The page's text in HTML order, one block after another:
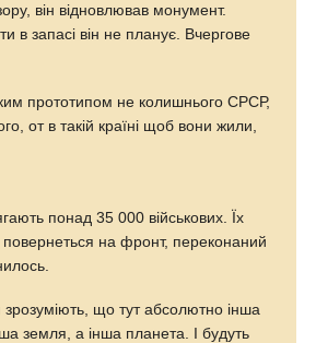
він відновлював монумент.
в запасі він не планує. Вчергове
прототипом не колишнього СРСР,
от в такій країні щоб вони жили,
понад 35 000 військових. Їх
повернеться на фронт, переконаний
зрозуміють, що тут абсолютно інша
земля, а інша планета. І будуть